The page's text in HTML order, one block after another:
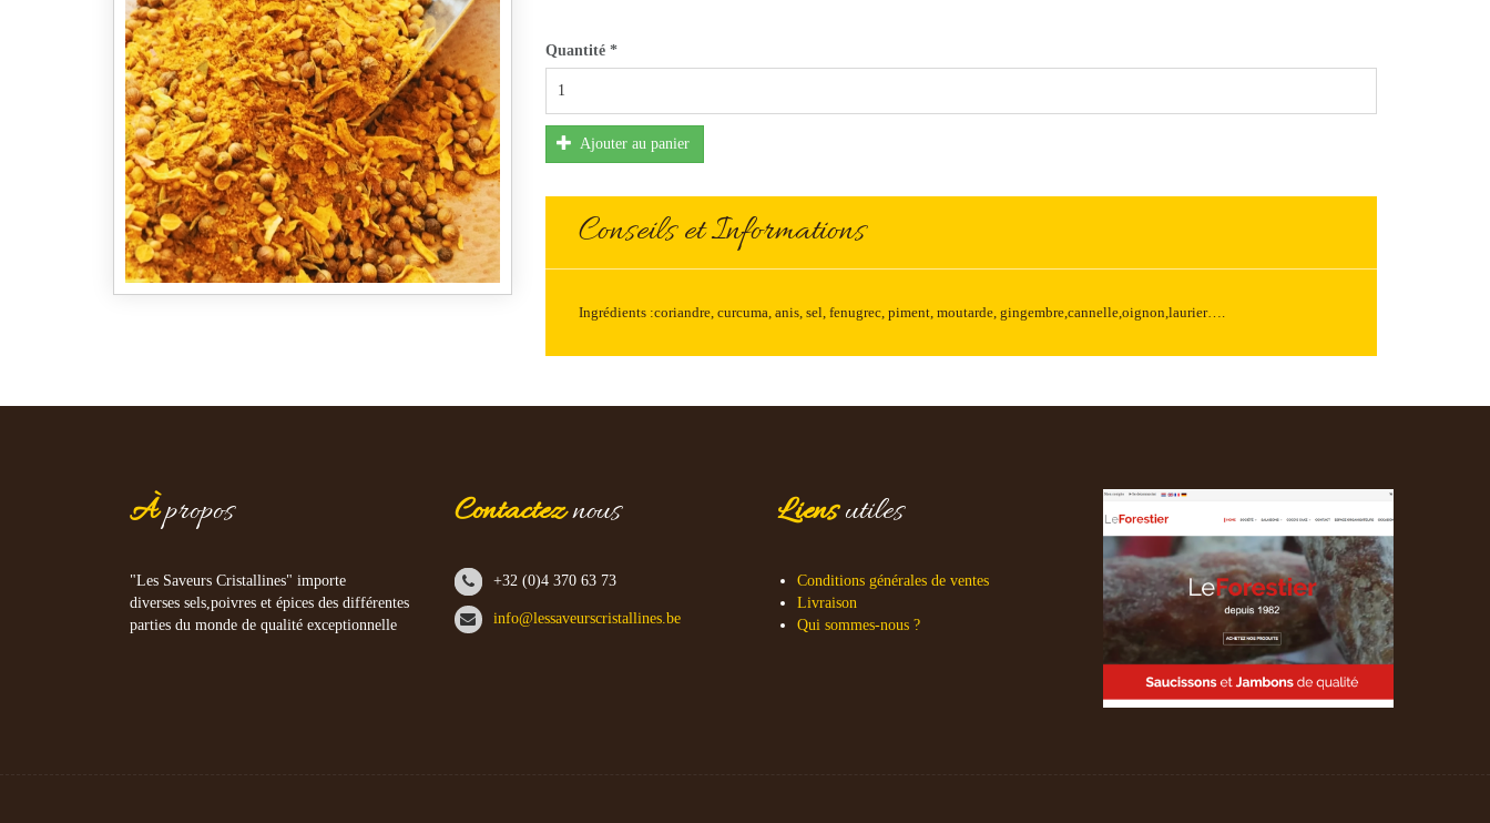
Quantité *
Ajouter au panier
Conseils et Informations
Ingrédients :coriandre, curcuma, anis, sel, fenugrec, piment, moutarde, gingembre,cannelle,oignon,laurier….
Àpropos
"Les Saveurs Cristallines" importe
diverses sels,poivres et épices des différentes
parties du monde de qualité exceptionnelle
Contacteznous
+32 (0)4 370 63 73
info@lessaveurscristallines.be
Liensutiles
Conditions générales de ventes
Livraison
Qui sommes-nous ?